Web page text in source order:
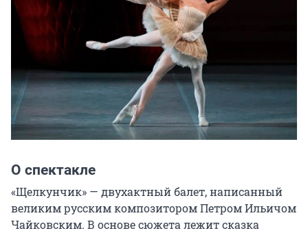
О спектакле
«Щелкунчик» — двухактный балет, написанный
великим русским композитором Петром Ильичом
Чайковским. В основе сюжета лежит сказка